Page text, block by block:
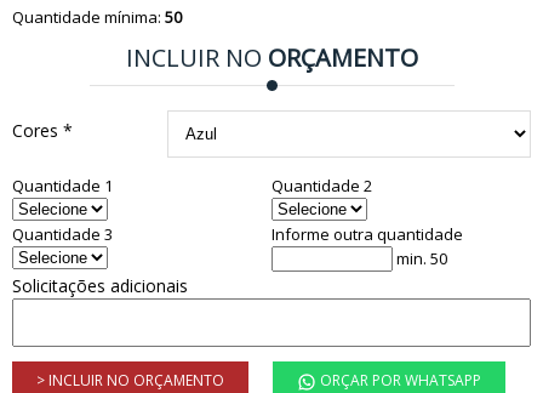
Quantidade mínima: 50
INCLUIR NO ORÇAMENTO
Cores *
Quantidade 1 Quantidade 2
Quantidade 3
Informe outra quantidade
min. 50
Solicitações adicionais
> INCLUIR NO ORÇAMENTO ORÇAR POR WHATSAPP